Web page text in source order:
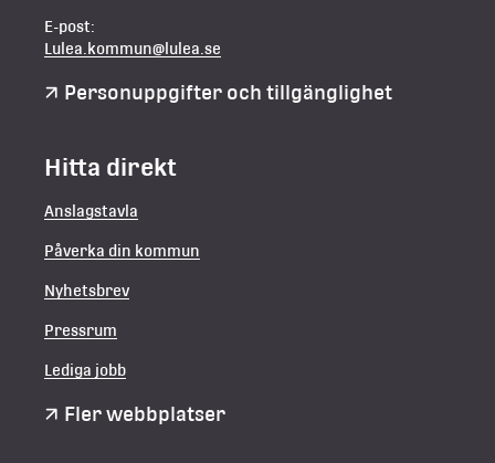
E-post:
Lulea.kommun@lulea.se
Personuppgifter och tillgänglighet
Hitta direkt
Anslagstavla
Påverka din kommun
Nyhetsbrev
Pressrum
Lediga jobb
Fler webbplatser